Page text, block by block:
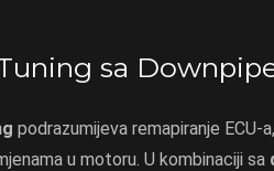
sa
podrazumijeva remapiranje
u motoru. U kombinaciji sa